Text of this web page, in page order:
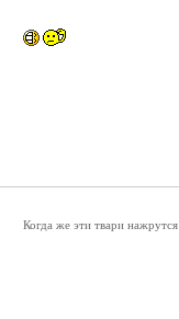
Когда же эти твари